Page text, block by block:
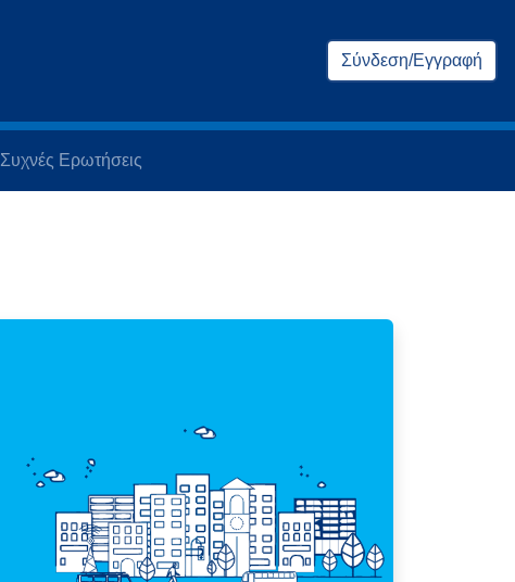
Σύνδεση/Εγγραφή
Συχνές Ερωτήσεις